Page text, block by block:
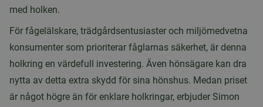
med holken.
För fågelälskare, trädgårdsentusiaster och miljömedvetna
konsumenter som prioriterar fåglarnas säkerhet, är denna
holkring en värdefull investering. Även hönsägare kan dra
nytta av detta extra skydd för sina hönshus. Medan priset
är något högre än för enklare holkringar, erbjuder Simon